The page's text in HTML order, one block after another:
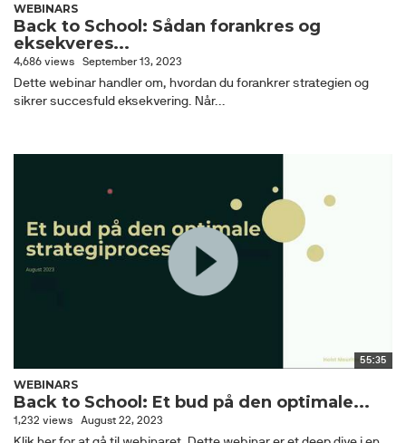
WEBINARS
Back to School: Sådan forankres og
eksekveres...
4,686 views September 13, 2023
Dette webinar handler om, hvordan du forankrer strategien og
sikrer succesfuld eksekvering. Når...
55:35
WEBINARS
Back to School: Et bud på den optimale...
1,232 views August 22, 2023